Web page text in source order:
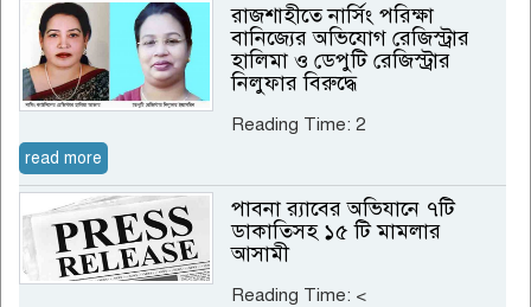
রাজশাহীতে নার্সিং পরিক্ষা
বানিজ্যের অভিযোগ রেজিস্ট্রার
হালিমা ও ডেপুটি রেজিস্ট্রার
নিলুফার বিরুদ্ধে
Reading Time:2
read more
পাবনা র‌্যাবের অভিযানে ৭টি
ডাকাতিসহ ১৫ টি মামলার
আসামী
Reading Time: <